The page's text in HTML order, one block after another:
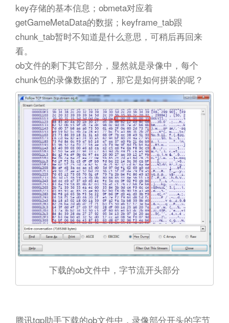
key存储的基本信息；obmeta对应着
getGameMetaData的数据；keyframe_tab跟
chunk_tab暂时不知道是什么意思，可稍后再回来
看。
ob文件的剩下其它部分，显然就是录像中，每个
chunk包的录像数据的了，那它是如何拼装的呢？
下载的ob文件中，字节流开头部分
腾讯tgp助手下载的ob文件中，录像部分开头的字节